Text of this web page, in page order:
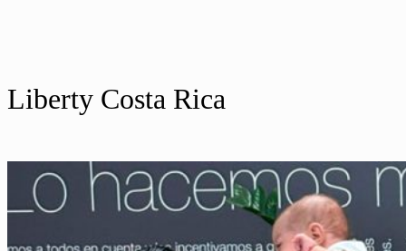
Liberty Costa Rica